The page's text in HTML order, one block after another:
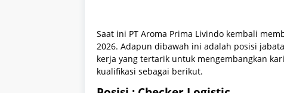
Saat ini PT Aroma Prima Livindo kembali
2026. Adapun dibawah ini adalah posisi
kerja yang tertarik untuk mengembangkan
kualifikasi sebagai berikut.